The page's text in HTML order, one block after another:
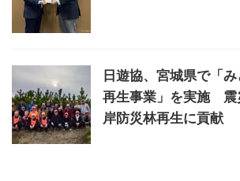
日遊協、宮城県で「
再生事業」を実施 震
岸防災林再生に貢献